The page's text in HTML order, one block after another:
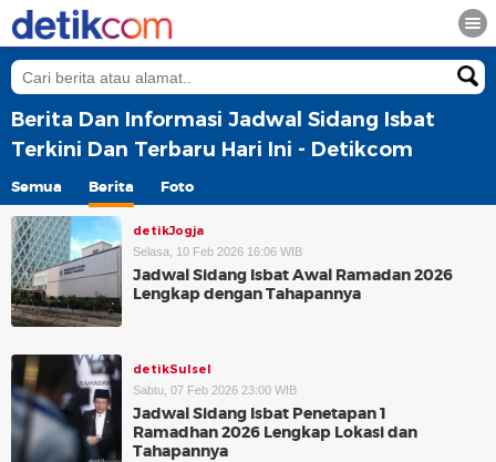
Berita Dan Informasi Jadwal Sidang Isbat
Terkini Dan Terbaru Hari Ini - Detikcom
Semua Berita Foto
detikJogja
Selasa, 10 Feb 2026 16:06 WIB
Jadwal Sidang Isbat Awal Ramadan 2026
Lengkap dengan Tahapannya
detikSulsel
Sabtu, 07 Feb 2026 23:00 WIB
Jadwal Sidang Isbat Penetapan 1
Ramadhan 2026 Lengkap Lokasi dan
Tahapannya